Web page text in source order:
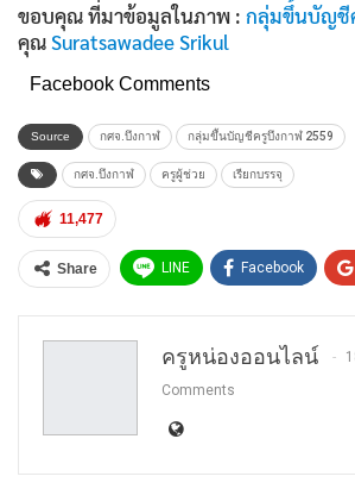
ขอบคุณ ที่มาข้อมูลในภาพ : กลุ่มขึ้นบัญชี
คุณSuratsawadee Srikul
Facebook Comments
Source กศจ.บึงกาฬ กลุ่มขึ้นบัญชีครูบึงกาฬ 2559
กศจ.บึงกาฬ ครูผู้ช่วย เรียกบรรจุ
11,477
Share LINE Facebook
ครูหน่องออนไลน์
Comments